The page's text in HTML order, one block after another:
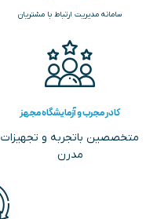
سامانه مدیریت ارتباط با مشتریان
کادر مجرب و آزمایشگاه مجهز
متخصصین باتجربه و تجهیزات
مدرن